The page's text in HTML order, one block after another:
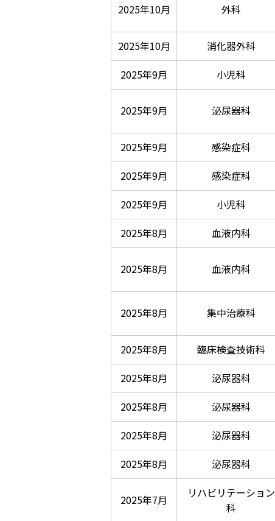
2025年10月 外科
2025年10月
消化器外科
2025年9月
小児科
2025年9月 泌尿器科
2025年9月
感染症科
2025年9月
感染症科
2025年9月
小児科
2025年8月
血液内科
2025年8月 血液内科
2025年8月 集中治療科
2025年8月
臨床検査技術科
2025年8月
泌尿器科
2025年8月
泌尿器科
2025年8月
泌尿器科
2025年8月
泌尿器科
2025年7月
リハビリテーション
科